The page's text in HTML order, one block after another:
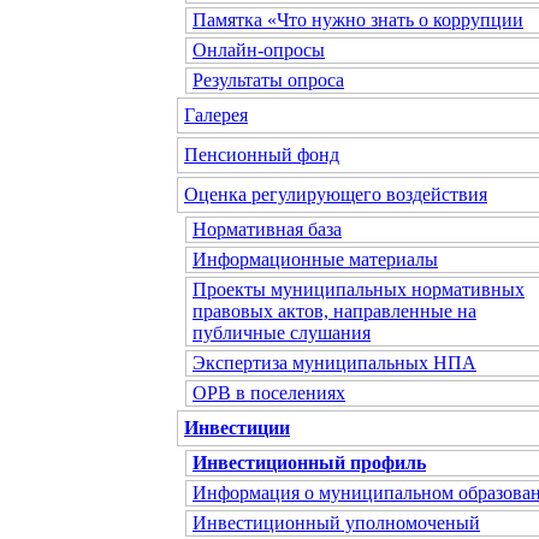
Памятка «Что нужно знать о коррупции
Онлайн-опросы
Результаты опроса
Галерея
Пенсионный фонд
Оценка регулирующего воздействия
Нормативная база
Информационные материалы
Проекты муниципальных нормативных
правовых актов, направленные на
публичные слушания
Экспертиза муниципальных НПА
ОРВ в поселениях
Инвестиции
Инвестиционный профиль
Информация о муниципальном
Инвестиционный уполномоченый